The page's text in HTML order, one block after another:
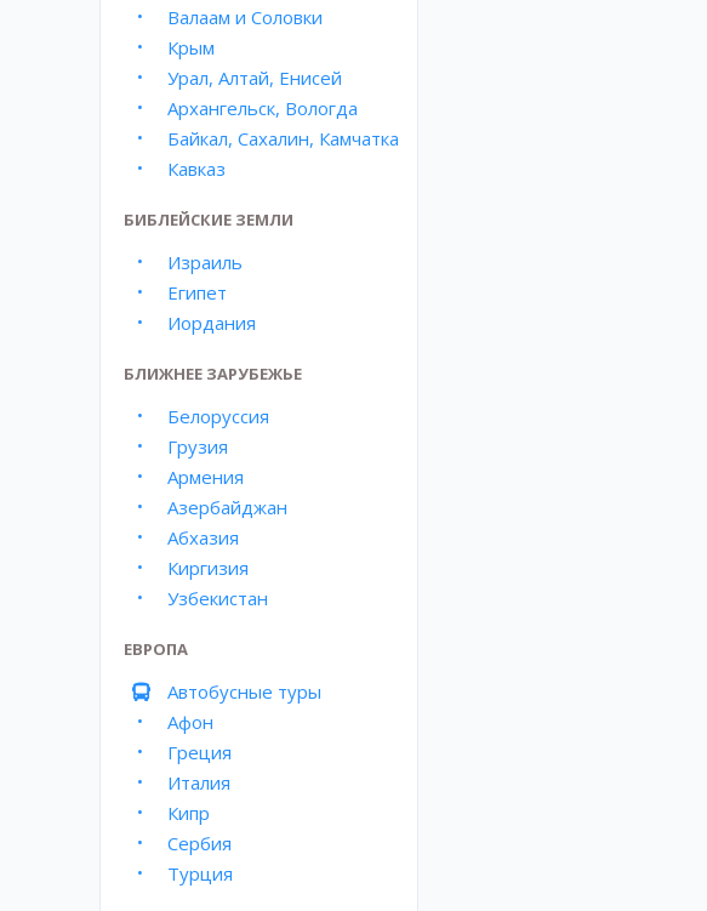
Валаам и Соловки
Крым
Урал, Алтай, Енисей
Архангельск, Вологда
Байкал, Сахалин, Камчатка
Кавказ
БИБЛЕЙСКИЕ ЗЕМЛИ
Израиль
Египет
Иордания
БЛИЖНЕЕ ЗАРУБЕЖЬЕ
Белоруссия
Грузия
Армения
Азербайджан
Абхазия
Киргизия
Узбекистан
ЕВРОПА
Автобусные туры
Афон
Греция
Италия
Кипр
Сербия
Турция